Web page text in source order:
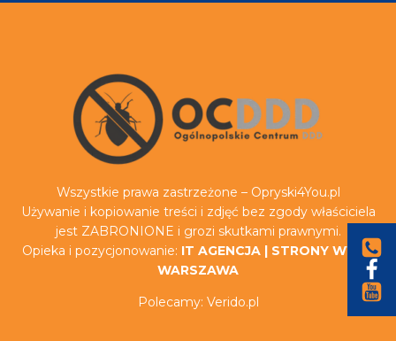
Wszystkie prawa zastrzeżone – Opryski4You.pl
Używanie i kopiowanie treści i zdjęć bez zgody właściciela
jest ZABRONIONE i grozi skutkami prawnymi.
Opieka i pozycjonowanie: IT AGENCJA| STRONY WWW
WARSZAWA
Polecamy: Verido.pl